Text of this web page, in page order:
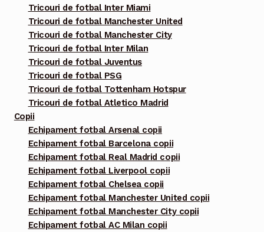
Tricouri de fotbal Inter Miami
Tricouri de fotbal Manchester United
Tricouri de fotbal Manchester City
Tricouri de fotbal Inter Milan
Tricouri de fotbal Juventus
Tricouri de fotbal PSG
Tricouri de fotbal Tottenham Hotspur
Tricouri de fotbal Atletico Madrid
Copii
Echipament fotbal Arsenal copii
Echipament fotbal Barcelona copii
Echipament fotbal Real Madrid copii
Echipament fotbal Liverpool copii
Echipament fotbal Chelsea copii
Echipament fotbal Manchester United copii
Echipament fotbal Manchester City copii
Echipament fotbal AC Milan copii